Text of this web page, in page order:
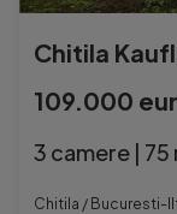
109.000 eur
3 camere |
Chitila / Bucuresti-